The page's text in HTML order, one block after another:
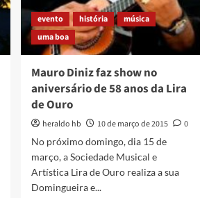
evento história
música
uma boa
Mauro Diniz faz show no
aniversário de 58 anos da Lira
de Ouro
heraldo hb 10 de março de 2015
0
No próximo domingo, dia 15 de
março, a Sociedade Musical e
Artística Lira de Ouro realiza a sua
Domingueira e...